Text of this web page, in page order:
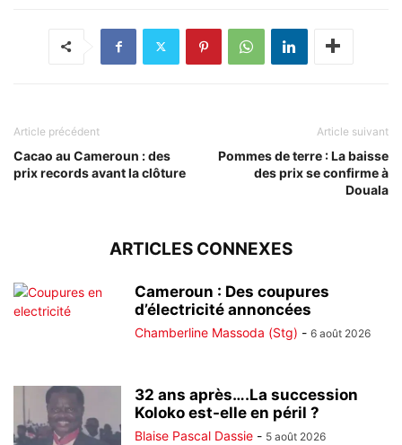
Article précédent
Cacao au Cameroun : des
prix records avant la clôture
Article suivant
Pommes de terre : La baisse
des prix se confirme à
Douala
ARTICLES CONNEXES
Cameroun : Des coupures
d’électricité annoncées
Chamberline Massoda (Stg) - 6 août 2026
32 ans après….La succession
Koloko est-elle en péril ?
Blaise Pascal Dassie - 5 août 2026